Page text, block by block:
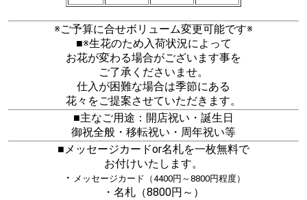
※ご予算に合せボリューム変更可能です※
■※生花のため入荷状況によって
お花が変わる場合がございます事を
ご了承くださいませ。
仕入が困難な場合は季節にある
花々をご提案させていただきます。
■主なご用途：開店祝い・誕生日
御祝全般・移転祝い・周年祝い等
■メッセージカードor名札を一枚無料で
お付けいたします。
・ メッセージカード（4400円～8800円程度）
・名札（8800円～）